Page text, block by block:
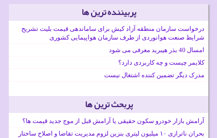
پربیننده ترین ها
درخواست سازمان منطقه آزاد کیش برای ساماندهی قیمت بلیت تشریح
شرایط صنعت هوانوردی از طرف سازمان هواپیمایی کشوری
امسال 40 بذر هیبرید معرفی می شود
کلایمر چیست و چه کاربردی دارد؟
مدرک دیگر تضمین کننده اشتغال نیست
پربحث ترین ها
آرامش بازار خودرو سکون حقیقی یا آرامش قبل از موج جدید قیمت ها؟
بحران ناترازی ۱۰ میلیون لیتری بنزین لزوم مدیریت تقاضا و اصلاح ساختار